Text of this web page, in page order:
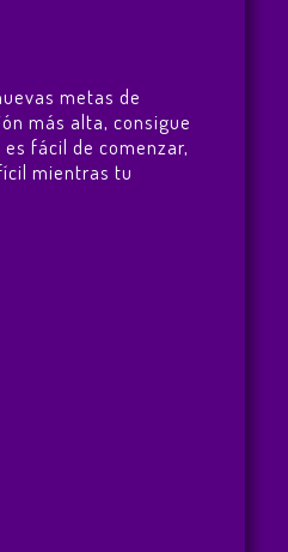
metas de
más alta, consigue
fácil de comenzar,
mientras tu